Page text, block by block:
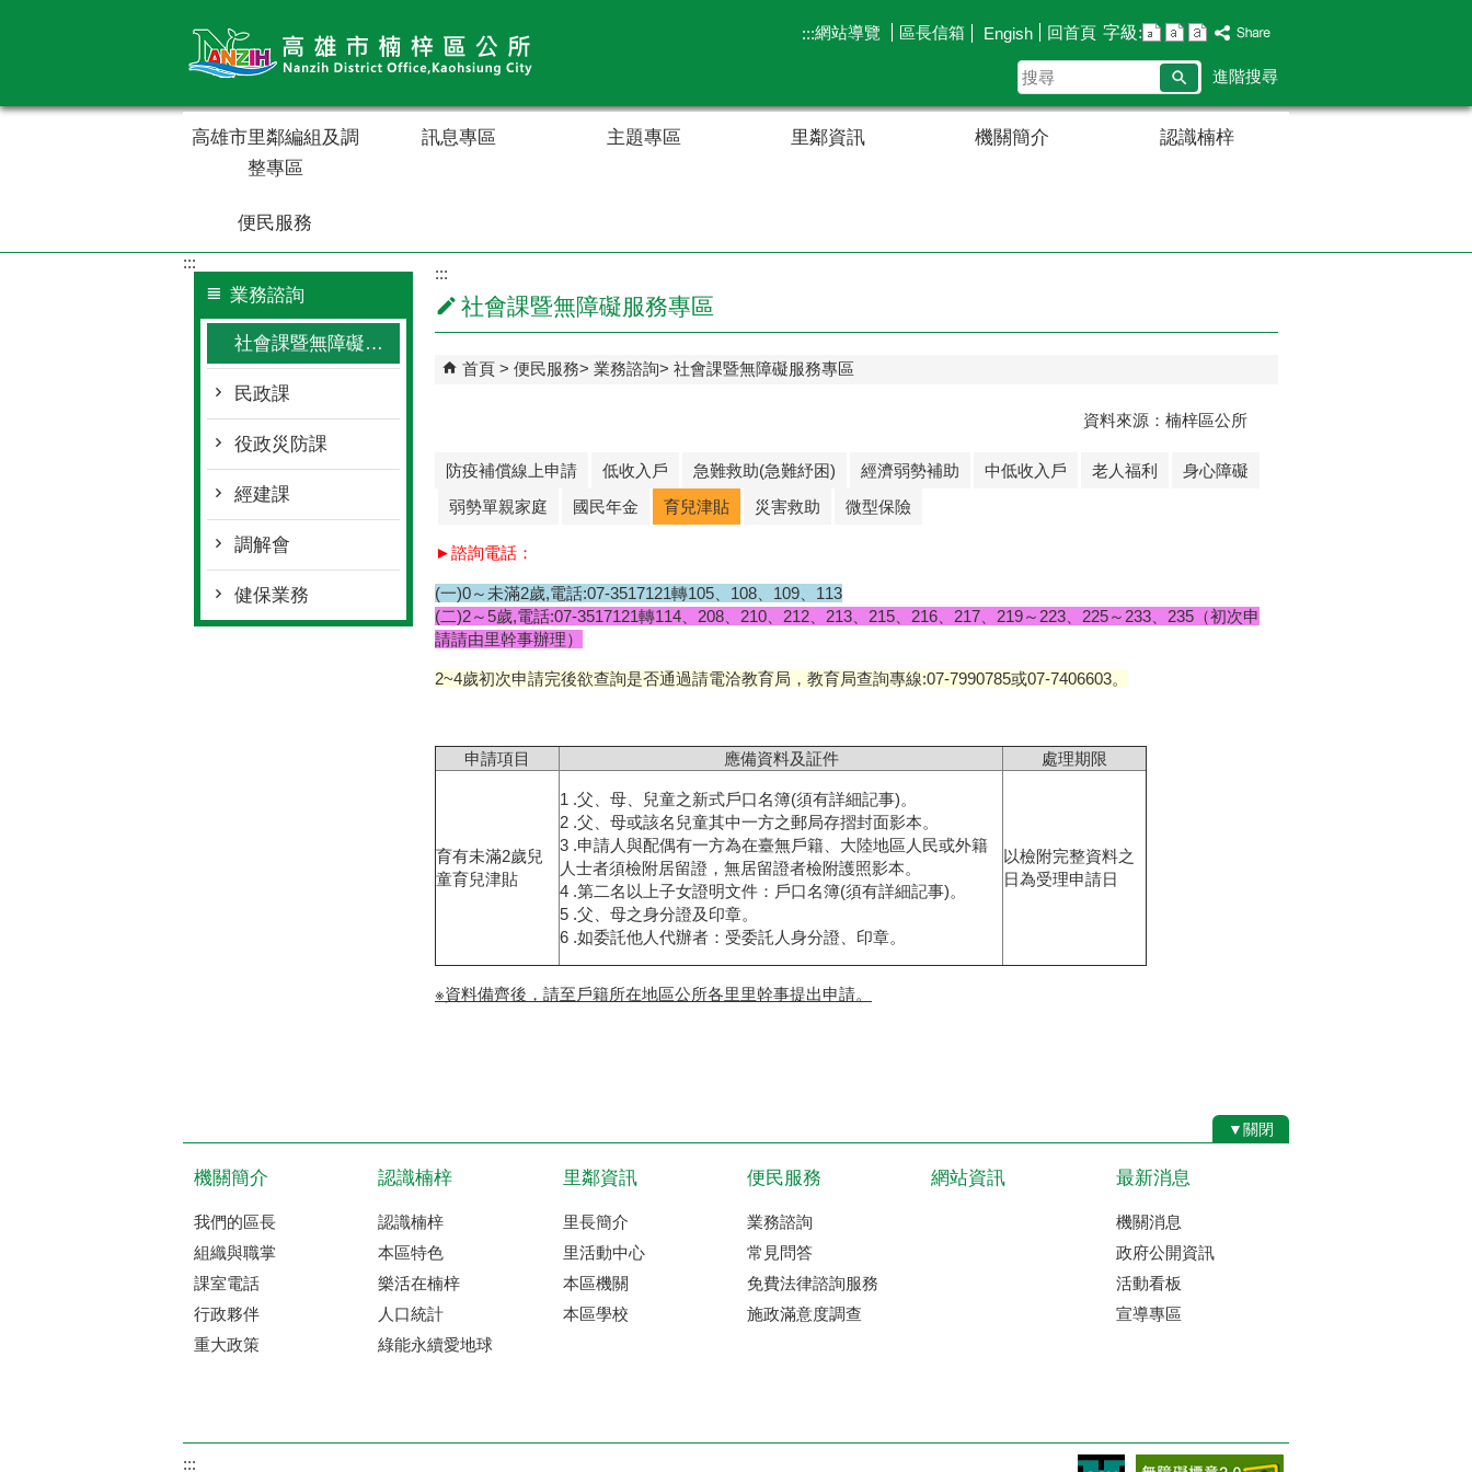
:::網站導覽 區長信箱 Engish 回首頁 字級:
搜
尋
進階搜尋
高雄市里鄰編組及調
整專區
訊息專區 主題專區 里鄰資訊 機關簡介 認識楠梓
便民服務
:::
業務諮詢
社會課暨無障礙服務專區
民政課
役政災防課
經建課
調解會
健保業務
:::
社會課暨無障礙服務專區
首頁 便民服務 業務諮詢 社會課暨無障礙服務專區
資料來源：楠梓區公所
防疫補償線上申請 低收入戶 急難救助(急難紓困) 經濟弱勢補助 中低收入戶 老人福利
身心障礙
弱勢單親家庭
國民年金 育兒津貼 災害救助 微型保險
►諮詢電話：
(一)0～未滿2歲,電話:07-3517121轉105、108、109、113
(二)2～5歲,電話:07-3517121轉114、208、210、212、213、215、216、217、219～223、225～233、235（初次申
請請由里幹事辦理）
2~4歲初次申請完後欲查詢是否通過請電洽教育局，教育局查詢專線:07-7990785或07-7406603。
申請項目 應備資料及証件 處理期限
育有未滿2歲兒
童育兒津貼
1 .父、母、兒童之新式戶口名簿(須有詳細記事)。
2 .父、母或該名兒童其中一方之郵局存摺封面影本。
3 .申請人與配偶有一方為在臺無戶籍、大陸地區人民或外籍
人士者須檢附居留證，無居留證者檢附護照影本。
4 .第二名以上子女證明文件：戶口名簿(須有詳細記事)。
5 .父、母之身分證及印章。
6 .如委託他人代辦者：受委託人身分證、印章。
以檢附完整資料之
日為受理申請日
※資料備齊後，請至戶籍所在地區公所各里里幹事提出申請。
▼關閉
機關簡介
我們的區長
組織與職掌
課室電話
行政夥伴
重大政策
認識楠梓
認識楠梓
本區特色
樂活在楠梓
人口統計
綠能永續愛地球
里鄰資訊
里長簡介
里活動中心
本區機關
本區學校
便民服務
業務諮詢
常見問答
免費法律諮詢服務
施政滿意度調查
網站資訊 最新消息
機關消息
政府公開資訊
活動看板
宣導專區
:::